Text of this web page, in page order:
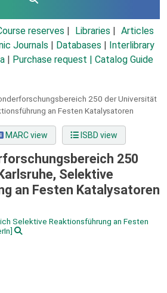
reserves Libraries
Articles
Journals Databases
Interlibrary
Purchase request | Catalog Guide
250 der Universität
an Festen Katalysatoren
MARC view ISBD view
250
Selektive
an Festen Katalysatoren
Selektive Reaktionsführung an Festen